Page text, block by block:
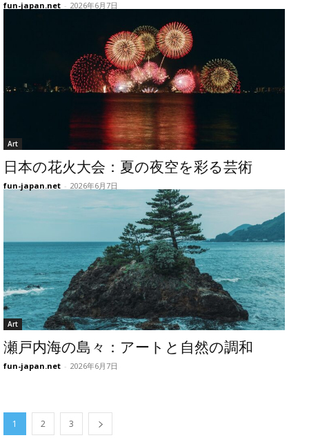
fun-japan.net - 2026年6月7日
Art
日本の花火大会：夏の夜空を彩る芸術
fun-japan.net - 2026年6月7日
Art
瀬戸内海の島々：アートと自然の調和
fun-japan.net - 2026年6月7日
1 2 3